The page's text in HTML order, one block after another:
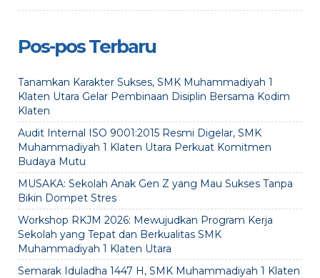
Pos-pos Terbaru
Tanamkan Karakter Sukses, SMK Muhammadiyah 1
Klaten Utara Gelar Pembinaan Disiplin Bersama Kodim
Klaten
Audit Internal ISO 9001:2015 Resmi Digelar, SMK
Muhammadiyah 1 Klaten Utara Perkuat Komitmen
Budaya Mutu
MUSAKA: Sekolah Anak Gen Z yang Mau Sukses Tanpa
Bikin Dompet Stres
Workshop RKJM 2026: Mewujudkan Program Kerja
Sekolah yang Tepat dan Berkualitas SMK
Muhammadiyah 1 Klaten Utara
Semarak Iduladha 1447 H, SMK Muhammadiyah 1 Klaten